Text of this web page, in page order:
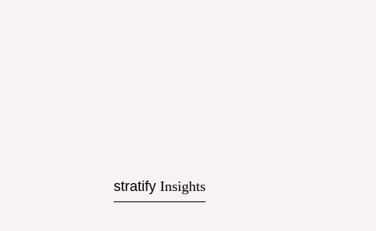
stratify Insights